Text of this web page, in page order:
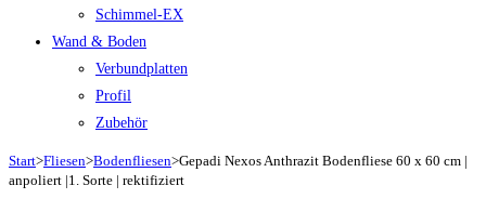
Schimmel-EX
Wand & Boden
Verbundplatten
Profil
Zubehör
Start>Fliesen>Bodenfliesen>Gepadi Nexos Anthrazit Bodenfliese 60 x 60 cm |
anpoliert |1. Sorte | rektifiziert